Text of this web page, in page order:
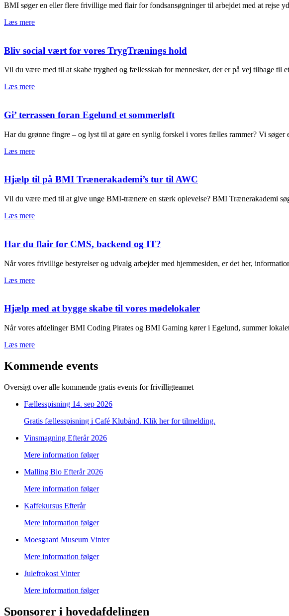
BMI søger en eller flere frivillige med flair for fondsansøgninger til arbejdet med at rejse
Læs mere
Bliv social vært for vores TrygTrænings hold
Vil du være med til at skabe tryghed og fællesskab for mennesker, der er på vej tilbage til
Læs mere
Gi’ terrassen foran Egelund et sommerløft
Har du grønne fingre – og lyst til at gøre en synlig forskel i vores fælles rammer? Vi søger
Læs mere
Hjælp til på BMI Trænerakademi’s tur til AWC
Vil du være med til at give unge BMI-trænere en stærk oplevelse? BMI Trænerakademi
Læs mere
Har du flair for CMS, backend og IT?
Når vores frivillige bestyrelser og udvalg arbejder med hjemmesiden, er det her,
Læs mere
Hjælp med at bygge skabe til vores mødelokaler
Når vores afdelinger BMI Coding Pirates og BMI Gaming kører i Egelund, summer
Læs mere
Kommende events
Oversigt over alle kommende gratis events for frivilligteamet
Fællesspisning 14. sep 2026
Gratis fællesspisning i Café Klubånd. Klik her for tilmelding.
Vinsmagning Efterår 2026
Mere information følger
Malling Bio Efterår 2026
Mere information følger
Kaffekursus Efterår
Mere information følger
Moesgaard Museum Vinter
Mere information følger
Julefrokost Vinter
Mere information følger
Sponsorer i hovedafdelingen